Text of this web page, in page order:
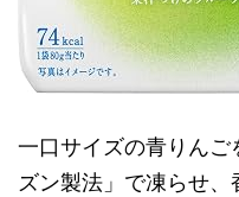
一口サイズの青りん
ズン製法」で凍らせ